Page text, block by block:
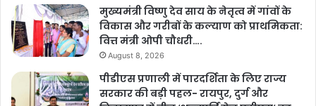
मुख्यमंत्री विष्णु देव साय के नेतृत्व में गांवों के
विकास और गरीबों के कल्याण को प्राथमिकता:
वित्त मंत्री ओपी चौधरी….
August 8, 2026
पीडीएस प्रणाली में पारदर्शिता के लिए राज्य
सरकार की बड़ी पहल- रायपुर, दुर्ग और